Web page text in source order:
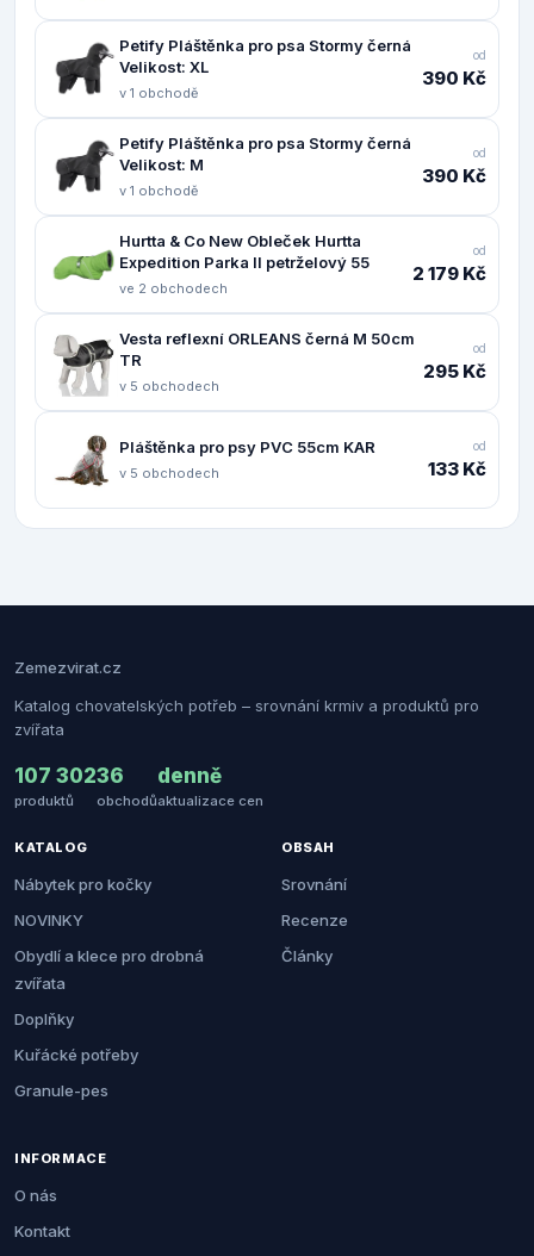
Petify Pláštěnka pro psa Stormy černá
Velikost: XL
v 1 obchodě
od
390 Kč
Petify Pláštěnka pro psa Stormy černá
Velikost: M
v 1 obchodě
od
390 Kč
Hurtta & Co New Obleček Hurtta
Expedition Parka II petrželový 55
ve 2 obchodech
od
2 179 Kč
Vesta reflexní ORLEANS černá M 50cm
TR
v 5 obchodech
od
295 Kč
Pláštěnka pro psy PVC 55cm KAR
v 5 obchodech
od
133 Kč
Zemezvirat.cz
Katalog chovatelských potřeb – srovnání krmiv a produktů pro
zvířata
107 302
produktů
36
obchodů
denně
aktualizace cen
KATALOG
Nábytek pro kočky
NOVINKY
Obydlí a klece pro drobná
zvířata
Doplňky
Kuřácké potřeby
Granule-pes
OBSAH
Srovnání
Recenze
Články
INFORMACE
O nás
Kontakt